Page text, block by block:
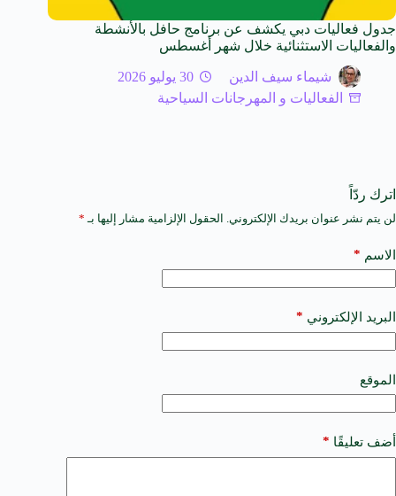
جدول فعاليات دبي يكشف عن برنامج حافل بالأنشطة
والفعاليات الاستثنائية خلال شهر أغسطس
شيماء سيف الدين
30 يوليو 2026
الفعاليات و المهرجانات السياحية
اترك ردّاً
لن يتم نشر عنوان بريدك الإلكتروني. الحقول الإلزامية مشار إليها بـ *
الاسم *
البريد الإلكتروني *
الموقع
أضف تعليقًا *
A
t
e
a
t
i
e
: